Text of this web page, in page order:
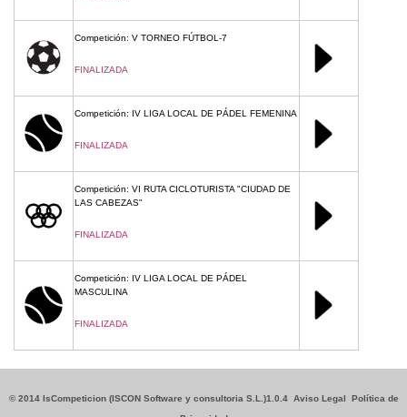
Competición: V TORNEO FÚTBOL-7
FINALIZADA
Competición: IV LIGA LOCAL DE PÁDEL FEMENINA
FINALIZADA
Competición: VI RUTA CICLOTURISTA "CIUDAD DE
LAS CABEZAS"
FINALIZADA
Competición: IV LIGA LOCAL DE PÁDEL
MASCULINA
FINALIZADA
© 2014 IsCompeticion (ISCON Software y consultoria S.L.)1.0.4 Aviso Legal Política de